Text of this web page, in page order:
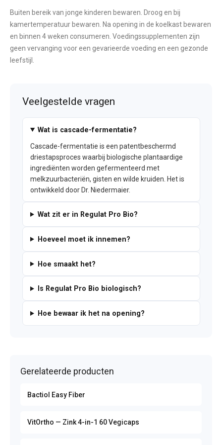
Buiten bereik van jonge kinderen bewaren. Droog en bij
kamertemperatuur bewaren. Na opening in de koelkast bewaren
en binnen 4 weken consumeren. Voedingssupplementen zijn
geen vervanging voor een gevarieerde voeding en een gezonde
leefstijl.
Veelgestelde vragen
Wat is cascade-fermentatie?
Cascade-fermentatie is een patentbeschermd
driestapsproces waarbij biologische plantaardige
ingrediënten worden gefermenteerd met
melkzuurbacteriën, gisten en wilde kruiden. Het is
ontwikkeld door Dr. Niedermaier.
Wat zit er in Regulat Pro Bio?
Hoeveel moet ik innemen?
Hoe smaakt het?
Is Regulat Pro Bio biologisch?
Hoe bewaar ik het na opening?
Gerelateerde producten
Bactiol Easy Fiber
VitOrtho — Zink 4-in-1 60 Vegicaps